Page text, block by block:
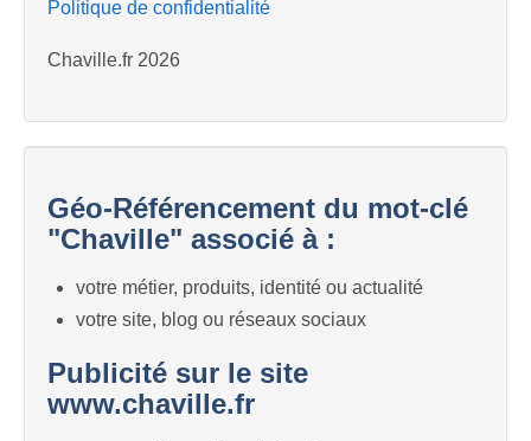
Politique de confidentialité
Chaville.fr 2026
Géo-Référencement du mot-clé
"Chaville" associé à :
votre métier, produits, identité ou actualité
votre site, blog ou réseaux sociaux
Publicité sur le site
www.chaville.fr